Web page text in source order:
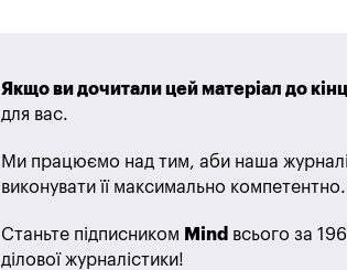
Якщо ви дочитали цей матеріал до
для вас.
Ми працюємо над тим, аби наша
виконувати її максимально
Станьте підписником Mind всього за
ділової журналістики!